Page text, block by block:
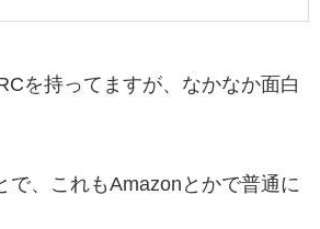
を持ってますが、なかなか面白
で、これもAmazonとかで普通に